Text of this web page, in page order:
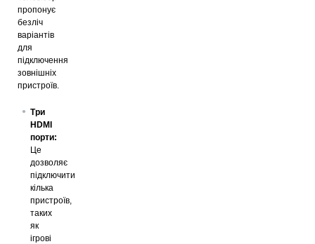
пропонує
безліч
варіантів
для
підключення
зовнішніх
пристроїв.
Три
HDMI
порти:
Це
дозволяє
підключити
кілька
пристроїв,
таких
як
ігрові